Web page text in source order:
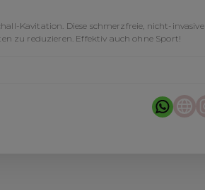
Kavitation. Diese schmerzfreie, nicht-invasive
zu reduzieren. Effektiv auch ohne Sport!